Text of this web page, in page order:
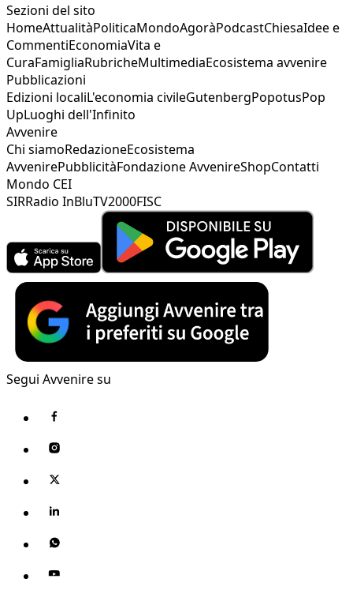
Sezioni del sito
HomeAttualitàPoliticaMondoAgoràPodcastChiesaIdee e
CommentiEconomiaVita e
CuraFamigliaRubricheMultimediaEcosistema avvenire
Pubblicazioni
Edizioni localiL'economia civileGutenbergPopotusPop
UpLuoghi dell'Infinito
Avvenire
Chi siamoRedazioneEcosistema
AvvenirePubblicitàFondazione AvvenireShopContatti
Mondo CEI
SIRRadio InBluTV2000FISC
Segui Avvenire su